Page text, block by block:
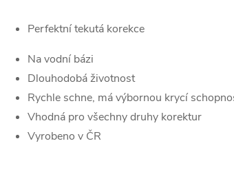
Perfektní tekutá korekce
Na vodní bázi
Dlouhodobá životnost
Rychle schne, má výbornou krycí
Vhodná pro všechny druhy korektur
Vyrobeno v ČR